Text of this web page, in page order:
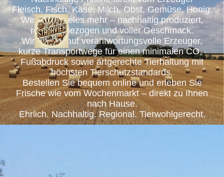
Fleisch, Fisch, Käse, Milch, Obst, Gemüse, Honig,
Wein und vieles mehr – nachhaltig produziert,
regional bezogen und voller Geschmack.
Wir setzen auf verantwortungsvolle Erzeuger,
kurze Transportwege für einen minimalen CO₂-
Fußabdruck sowie artgerechte Tierhaltung mit
höchsten Tierschutzstandards.
Bestellen Sie bequem online und erleben Sie
Frische wie vom Wochenmarkt – direkt zu Ihnen
nach Hause.
Ehrlich. Nachhaltig. Regional. Tierwohlgerecht.